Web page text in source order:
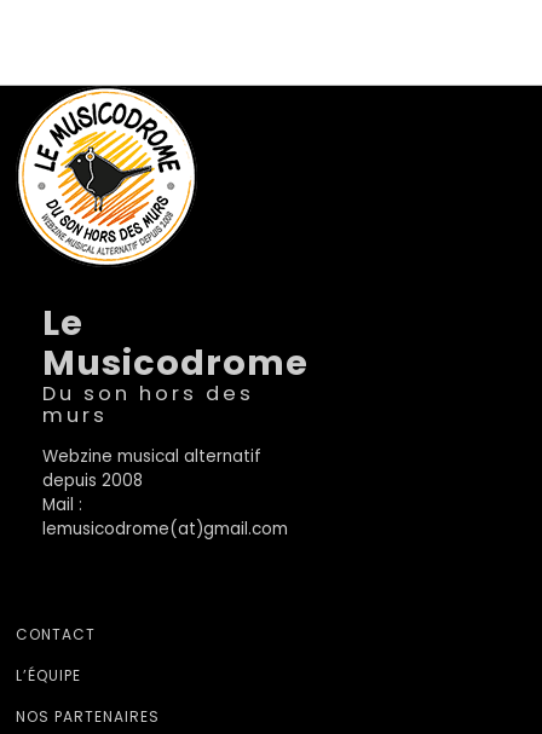
Le
Musicodrome
Du son hors des
murs
Webzine musical alternatif
depuis 2008
Mail :
lemusicodrome(at)gmail.com
CONTACT
L’ÉQUIPE
NOS PARTENAIRES